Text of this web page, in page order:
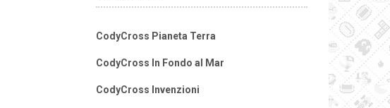
CodyCross Pianeta Terra
CodyCross In Fondo al Mar
CodyCross Invenzioni